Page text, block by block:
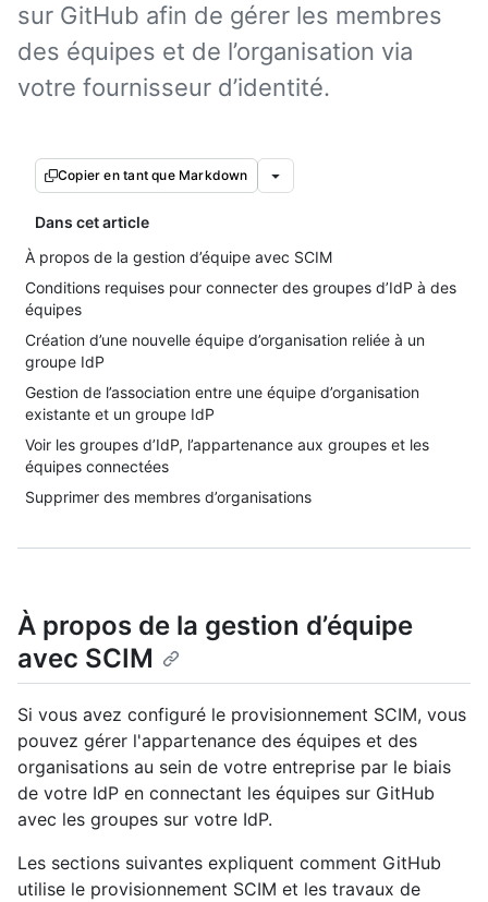
sur GitHub afin de gérer les membres
des équipes et de l’organisation via
votre fournisseur d’identité.
Copier en tant que Markdown
Dans cet article
À propos de la gestion d’équipe avec SCIM
Conditions requises pour connecter des groupes d’IdP à des
équipes
Création d’une nouvelle équipe d’organisation reliée à un
groupe IdP
Gestion de l’association entre une équipe d’organisation
existante et un groupe IdP
Voir les groupes d’IdP, l’appartenance aux groupes et les
équipes connectées
Supprimer des membres d’organisations
À propos de la gestion d’équipe
avec SCIM
Si vous avez configuré le provisionnement SCIM, vous
pouvez gérer l'appartenance des équipes et des
organisations au sein de votre entreprise par le biais
de votre IdP en connectant les équipes sur GitHub
avec les groupes sur votre IdP.
Les sections suivantes expliquent comment GitHub
utilise le provisionnement SCIM et les travaux de